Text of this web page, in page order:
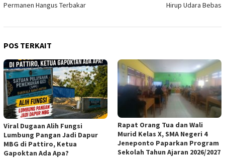
Permanen Hangus Terbakar
Hirup Udara Bebas
POS TERKAIT
Viral Dugaan Alih Fungsi
Lumbung Pangan Jadi Dapur
MBG di Pattiro, Ketua
Gapoktan Ada Apa?
Rapat Orang Tua dan Wali
Murid Kelas X, SMA Negeri 4
Jeneponto Paparkan Program
Sekolah Tahun Ajaran 2026/2027